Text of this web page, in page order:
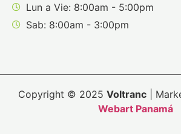
Lun a Vie: 8:00am - 5:00pm
Sab: 8:00am - 3:00pm
Copyright © 2025 Voltranc |
Webart Panamá